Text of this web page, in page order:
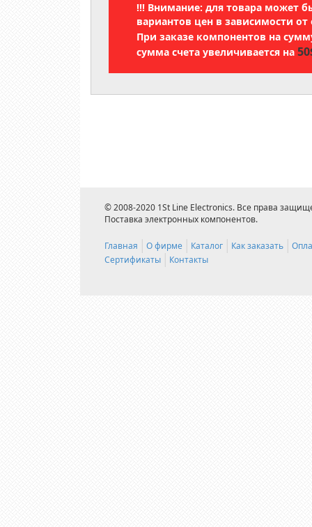
!!! Внимание: для товара может
вариантов цен в зависимости от
При заказе компонентов на
сумма счета увеличивается на
© 2008-2020 1St Line Electronics. Все права
Поставка электронных компонентов.
Главная О фирме Каталог Как заказать
Сертификаты
Контакты